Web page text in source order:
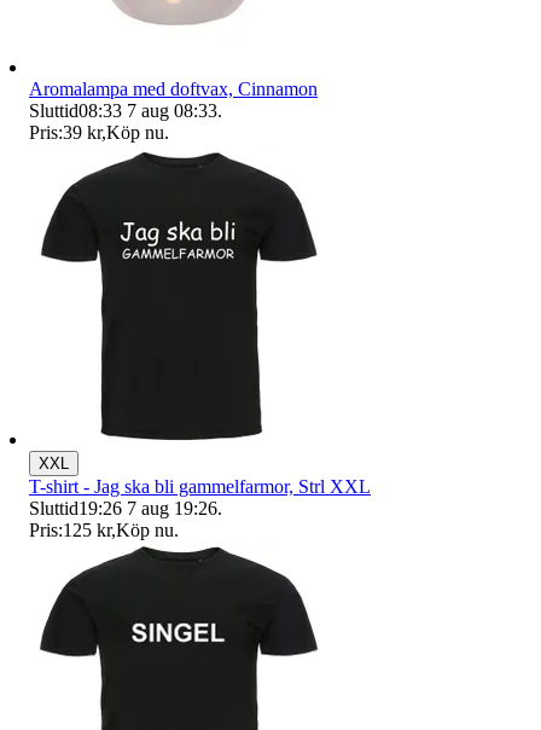
Aromalampa med doftvax, Cinnamon
Sluttid08:33 7 aug 08:33.
Pris:39 kr,Köp nu.
XXL
T-shirt - Jag ska bli gammelfarmor, Strl XXL
Sluttid19:26 7 aug 19:26.
Pris:125 kr,Köp nu.